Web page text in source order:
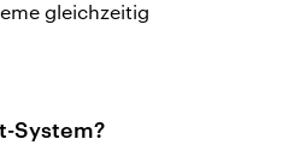
gleichzeitig
System?